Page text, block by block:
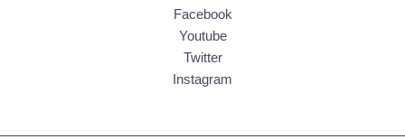
Facebook
Youtube
Twitter
Instagram